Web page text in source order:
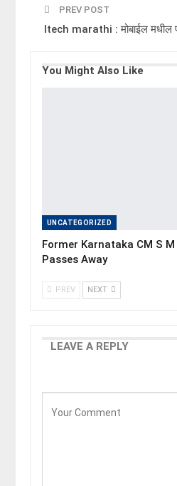
PREV POST
Itech marathi : मोबाईल मधील
You Might Also Like
UNCATEGORIZED
Former Karnataka CM S
Passes Away
PREV NEXT
LEAVE A REPLY